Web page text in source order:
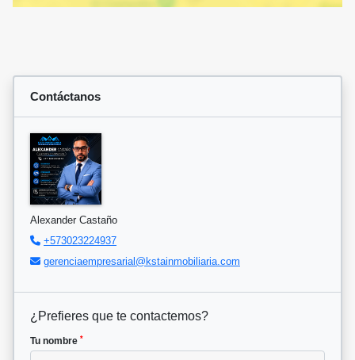
Contáctanos
Alexander Castaño
+573023224937
gerenciaempresarial@kstainmobiliaria.com
¿Prefieres que te contactemos?
Tu nombre *